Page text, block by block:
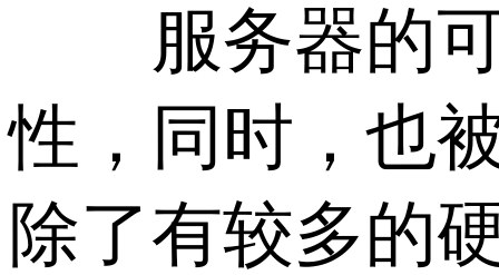
服务器的可
性，同时，也
除了有较多的